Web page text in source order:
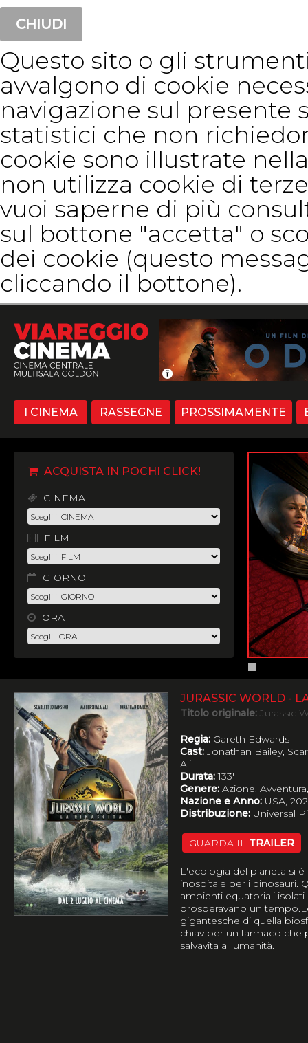
CHIUDI
Questo sito o gli
avvalgono di cookie
navigazione sul presente
statistici che non
cookie sono illustrate
non utilizza cookie di
vuoi saperne di più
sul bottone "accetta" o
dei cookie (questo
cliccando il bottone).
I CINEMA RASSEGNE PROSSIMAMENTE
ACQUISTA IN POCHI CLICK!
CINEMA
FILM
GIORNO
ORA
JURASSIC WORLD -
Titolo originale: Jurassic
Regia: Gareth Edwards
Cast:Jonathan Bailey,
Ali
Durata:133'
Genere: Azione,
Nazione e Anno: USA,
Distribuzione: Universal
GUARDA IL TRAILER
L'ecologia del pianeta si
inospitale per i dinosauri.
ambienti equatoriali isolati
prosperavano un
gigantesche di quella
chiav per un farmaco che
salvavita all'umanità.